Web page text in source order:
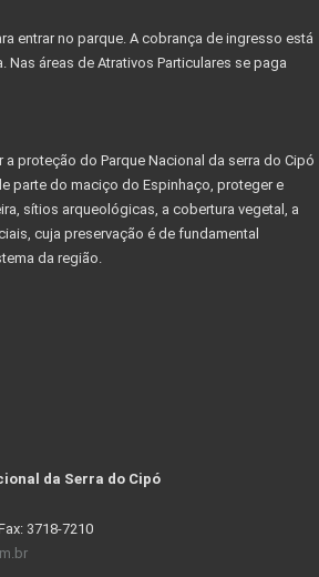
NA SERRA DO CIPÓ
bola da vez do mercado
para Compra de Imóveis...
entrar no parque. A cobrança de ingresso está
Nas áreas de Atrativos Particulares se paga
a proteção do Parque Nacional da serra do Cipó
parte do maciço do Espinhaço, proteger e
sítios arqueológicas, a cobertura vegetal, a
cuja preservação é de fundamental
da região.
da Serra do Cipó
3718-7210